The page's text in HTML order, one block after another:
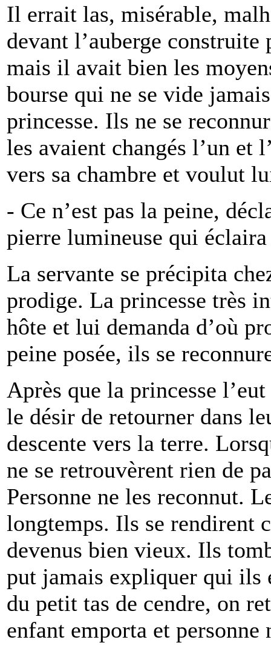
Il errait las, misérable,
devant l’auberge
mais il avait bien les
bourse qui ne se vide
princesse. Ils ne se
les avaient changés l’un et
vers sa chambre et voulut
- Ce n’est pas la peine,
pierre lumineuse qui
La servante se précipita
prodige. La princesse très
hôte et lui demanda d’où
peine posée, ils se
Après que la princesse
le désir de retourner dans
descente vers la terre.
ne se retrouvèrent rien de
Personne ne les reconnut.
longtemps. Ils se rendirent
devenus bien vieux. Ils
put jamais expliquer qui ils
du petit tas de cendre, on
enfant emporta et